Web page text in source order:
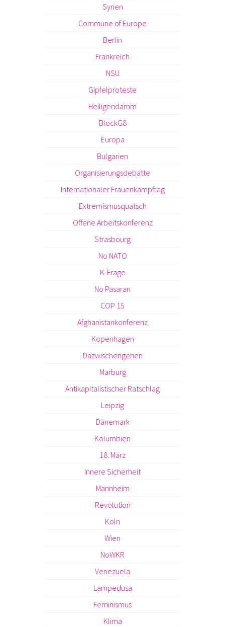
Syrien
Commune of Europe
Berlin
Frankreich
NSU
Gipfelproteste
Heiligendamm
BlockG8
Europa
Bulgarien
Organisierungsdebatte
Internationaler Frauenkampftag
Extremismusquatsch
Offene Arbeitskonferenz
Strasbourg
No NATO
K-Frage
No Pasaran
COP 15
Afghanistankonferenz
Kopenhagen
Dazwischengehen
Marburg
Antikapitalistischer Ratschlag
Leipzig
Dänemark
Kolumbien
18. März
Innere Sicherheit
Mannheim
Revolution
Köln
Wien
NoWKR
Venezuela
Lampedusa
Feminismus
Klima